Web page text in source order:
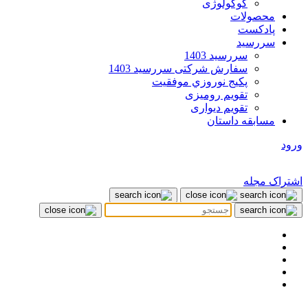
کوکولوژی
محصولات
پادکست
سررسید
سررسید 1403
سفارش شرکتی سررسید 1403
پکيج نوروزي موفقيت
تقویم رومیزی
تقویم دیواری
مسابقه داستان
ورود
اشتراک مجله